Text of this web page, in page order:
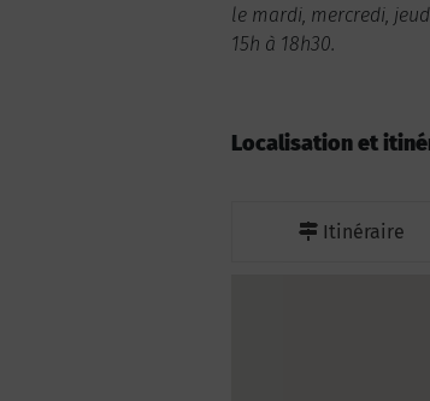
le mardi, mercredi,
15h à 18h30.
Localisation et
Itinéraire